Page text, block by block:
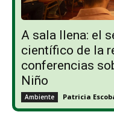
A sala llena: el
científico de la
conferencias
Niño
Ambiente Patricia